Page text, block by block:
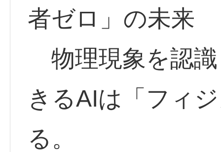
者ゼロ」の未来
物理現象を認
きるAIは「フィ
る。